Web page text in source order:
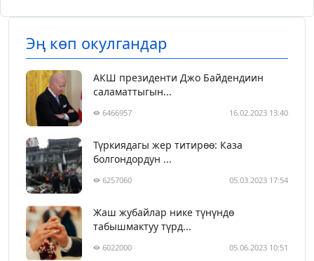
Эң көп окулгандар
АКШ президенти Джо Байдендиин
саламаттыгын...
6466957 16.02.2023 13:40
Түркиядагы жер титирөө: Каза
болгондордун ...
6257060 05.03.2023 17:54
Жаш жубайлар нике түнүндө
табышмактуу түрд...
6022000 05.06.2023 10:51